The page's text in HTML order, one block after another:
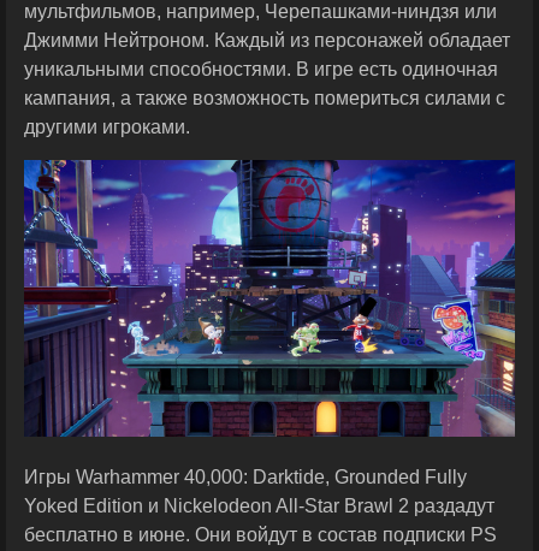
мультфильмов, например, Черепашками-ниндзя или
Джимми Нейтроном. Каждый из персонажей обладает
уникальными способностями. В игре есть одиночная
кампания, а также возможность помериться силами с
другими игроками.
Игры Warhammer 40,000: Darktide, Grounded Fully
Yoked Edition и Nickelodeon All-Star Brawl 2 раздадут
бесплатно в июне. Они войдут в состав подписки PS